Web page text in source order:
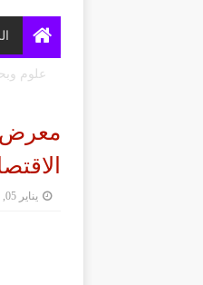
علوم
معرض
يناير 05, 2025